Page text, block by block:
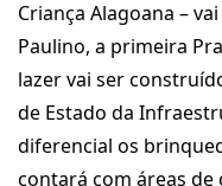
Criança Alagoana –
Paulino, a primeira
lazer vai ser
de Estado da
diferencial os
contará com áreas de